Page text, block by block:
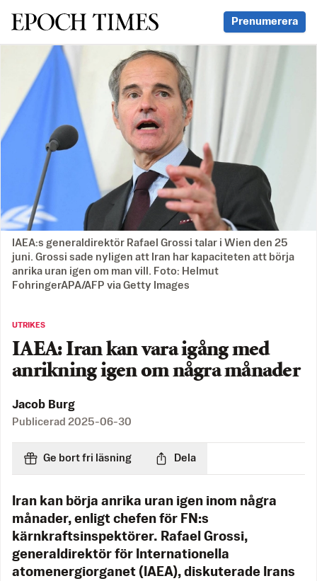
Svenska Epoch Times Prenumerera
IAEA:s generaldirektör Rafael Grossi talar i Wien den 25
juni. Grossi sade nyligen att Iran har kapaciteten att börja
anrika uran igen om man vill. Foto: Helmut
FohringerAPA/AFP via Getty Images
UTRIKES
IAEA: Iran kan vara igång med
anrikning igen om några månader
Jacob Burg
Publicerad 2025-06-30
Ge bort fri läsning Dela
Iran kan börja anrika uran igen inom några
månader, enligt chefen för FN:s
kärnkraftsinspektörer. Rafael Grossi,
generaldirektör för Internationella
atomenergiorganet (IAEA), diskuterade Irans